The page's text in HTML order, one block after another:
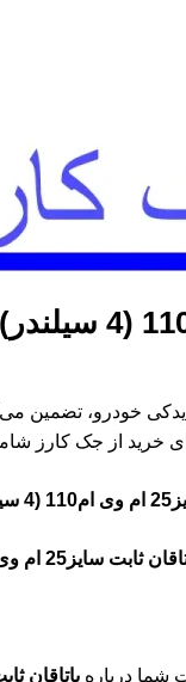
خودرو، تضمین
خرید از جک کارز
ثابت سایز25 ام وی ام110 (4 سیلندر)
شما درباره یاتاقان ثابت سایز25 ام